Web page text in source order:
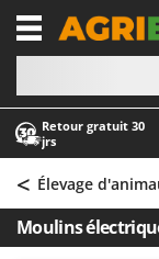
Retour gratuit 30
jrs
-1
A
Abris de
Accessoires
Aérateurs
A
AgriEuro
AgriEuro
AGT
< Élevage
Moulins